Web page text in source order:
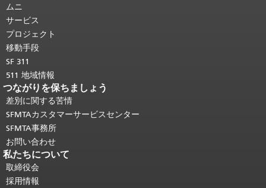
ジの残りの部分はすべてのページで繰
り返されます。
頭に戻る。
ムニ
サービス
プロジェクト
移動手段
SF 311
511 地域情報
つながりを保ちましょう
差別に関する苦情
SFMTAカスタマーサービスセンター
SFMTA事務所
お問い合わせ
私たちについて
取締役会
採用情報